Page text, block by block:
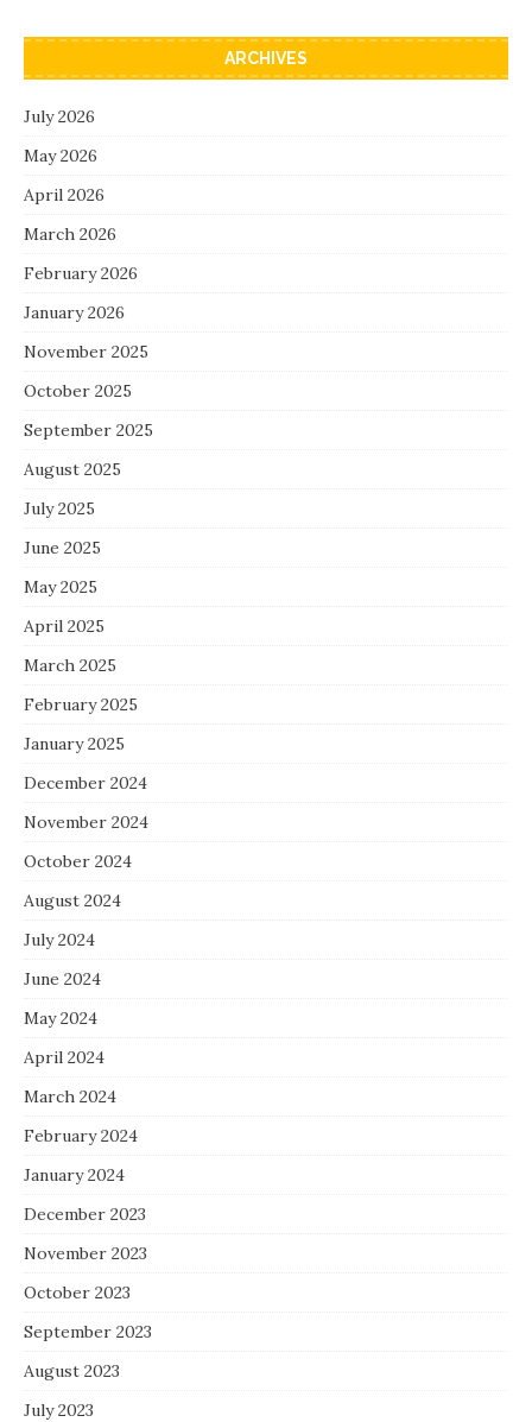
ARCHIVES
July 2026
May 2026
April 2026
March 2026
February 2026
January 2026
November 2025
October 2025
September 2025
August 2025
July 2025
June 2025
May 2025
April 2025
March 2025
February 2025
January 2025
December 2024
November 2024
October 2024
August 2024
July 2024
June 2024
May 2024
April 2024
March 2024
February 2024
January 2024
December 2023
November 2023
October 2023
September 2023
August 2023
July 2023